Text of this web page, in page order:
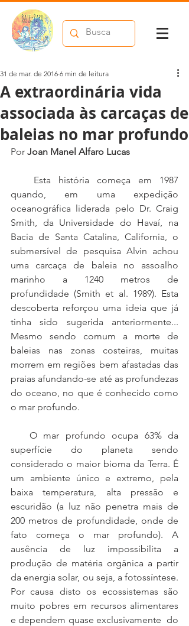
A extraordinária vida
associada às carcaças de
baleias no mar profundo
31 de mar. de 2016 6 min de leitura
Por Joan Manel Alfaro Lucas
quando, em uma expedição
oceanográfica liderada pelo Dr. Craig
Smith, da Universidade do Havaí, na
Bacia de Santa Catalina, California, o
submersível de pesquisa Alvin achou
uma carcaça de baleia no assoalho
marinho a 1240 metros de
profundidade (Smith et al. 1989). Esta
descoberta reforçou uma ideia que já
tinha sido sugerida anteriormente...
Mesmo sendo comum a morte de
baleias nas zonas costeiras, muitas
morrem em regiões bem afastadas das
praias afundando-se até as profundezas
do oceano, no que é conhecido como
o mar profundo.
superfície do planeta sendo
considerado o maior bioma da Terra. É
um ambiente único e extremo, pela
baixa temperatura, alta pressão e
escuridão (a luz não penetra mais de
200 metros de profundidade, onde de
fato começa o mar profundo). A
ausência de luz impossibilita a
produção de matéria orgânica a partir
da energia solar, ou seja, a fotossíntese.
Por causa disto os ecossistemas são
muito pobres em recursos alimentares
e dependem quase exclusivamente  do